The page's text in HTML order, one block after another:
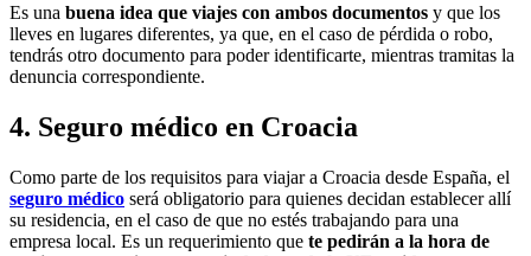
Es una buena idea que viajes con ambos documentos y que los
lleves en lugares diferentes, ya que, en el caso de pérdida o robo,
tendrás otro documento para poder identificarte, mientras tramitas la
denuncia correspondiente.
4. Seguro médico en Croacia
Como parte de los requisitos para viajar a Croacia desde España, el
seguro médico será obligatorio para quienes decidan establecer allí
su residencia, en el caso de que no estés trabajando para una
empresa local. Es un requerimiento que te pedirán a la hora de